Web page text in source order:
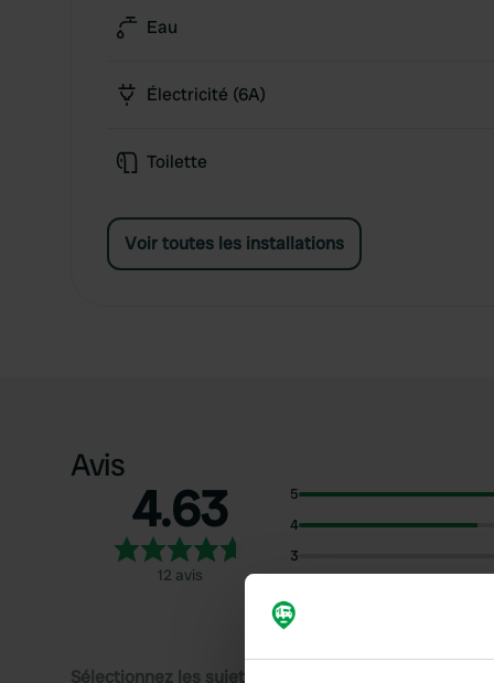
Eau
Électricité (6A)
Toilette
Voir toutes les installations
Avis
4.63
12 avis
5
4
3
1
Sélectionnez les sujets pour lire les critiques :